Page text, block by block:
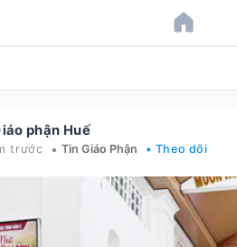
phận Huế
trước • Tin Giáo Phận • Theo dõi